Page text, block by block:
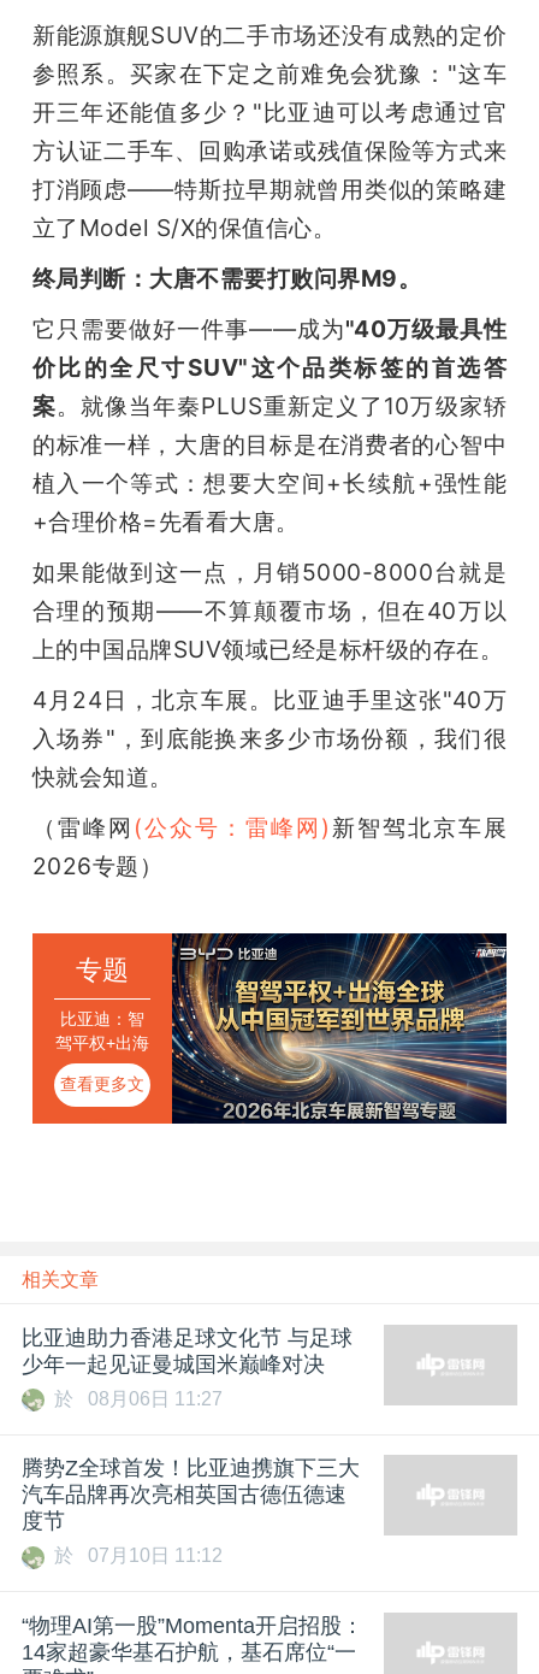
新能源旗舰SUV的二手市场还没有成熟的定价
参照系。买家在下定之前难免会犹豫："这车
开三年还能值多少？"比亚迪可以考虑通过官
方认证二手车、回购承诺或残值保险等方式来
打消顾虑——特斯拉早期就曾用类似的策略建
立了Model S/X的保值信心。
终局判断：大唐不需要打败问界M9。
它只需要做好一件事——成为"40万级最具性
价比的全尺寸SUV"这个品类标签的首选答
案。就像当年秦PLUS重新定义了10万级家轿
的标准一样，大唐的目标是在消费者的心智中
植入一个等式：想要大空间+长续航+强性能
+合理价格=先看看大唐。
如果能做到这一点，月销5000-8000台就是
合理的预期——不算颠覆市场，但在40万以
上的中国品牌SUV领域已经是标杆级的存在。
4月24日，北京车展。比亚迪手里这张"40万
入场券"，到底能换来多少市场份额，我们很
快就会知道。
（雷峰网 (公众号：雷峰网) 新智驾北京车展
2026专题）
专题
比亚迪：智
驾平权+出海
全球，从中
国冠军到世
查看更多文
章
相关文章
比亚迪助力香港足球文化节 与足球
少年一起见证曼城国米巅峰对决
於 08月06日 11:27
腾势Z全球首发！比亚迪携旗下三大
汽车品牌再次亮相英国古德伍德速
度节
於 07月10日 11:12
“物理AI第一股”Momenta开启招股：
14家超豪华基石护航，基石席位“一